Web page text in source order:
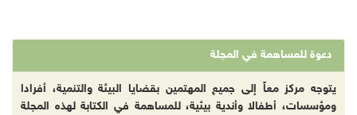
دعوة للمساهمة في المجلة
يتوجه مركز معاً إلى جميع المهتمين بقضايا البيئة والتنمية، أفرادا
ومؤسسات، أطفالا وأندية بيئية، للمساهمة في الكتابة لهذه المجلة